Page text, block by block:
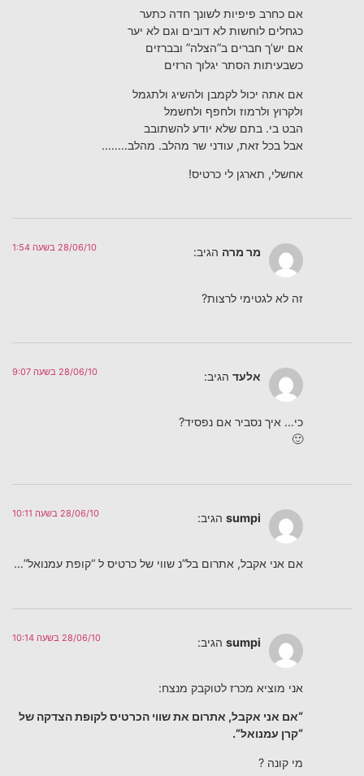
אם כחרב פיפיות לשונך חדה כתער
כגחלים לוחשות לא דובים וגם לא יער
אם יש’ך חברים ב”הצלה” ובברזים
כשבעיתות הסתר יגלוך הרזים
אם אתה יכול לקמבן ולהשיג ולתגמל
ולקרוץ ולרמוז ולחפף ולחשמל
הבט בי. בתם שלא יודע להשתובב
אבל בכל זאת, עודני שר מהלב. מהלב……..
אחשלי, תארגן לי כרטיס!
מר מרה הגיב: 28/06/10 בשעה 1:54
זה לא לגטימי לרצות?
אלעד הגיב: 28/06/10 בשעה 9:07
כי… איך נסביר אם נפסיד?
🙂
sumpi הגיב: 28/06/10 בשעה 10:11
אם אני אקבל, אתרום בל”נ שווי של כרטיס ל “קופת עמנואל”…
sumpi הגיב: 28/06/10 בשעה 10:14
אני מוציא מכרז לטוקבק מנצח:
“אם אני אקבל, אתרום את שווי הכרטיס לקופת הצדקה של
“קרן עמנואל”.
מי קונה ?